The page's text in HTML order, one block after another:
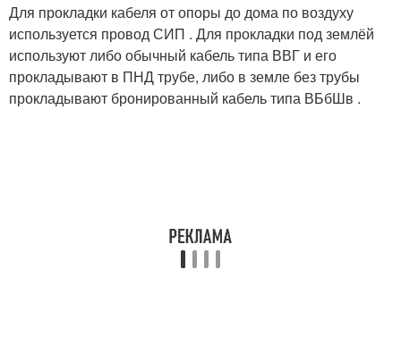
Для прокладки кабеля от опоры до дома по воздуху
используется провод СИП . Для прокладки под землёй
используют либо обычный кабель типа ВВГ и его
прокладывают в ПНД трубе, либо в земле без трубы
прокладывают бронированный кабель типа ВБбШв .